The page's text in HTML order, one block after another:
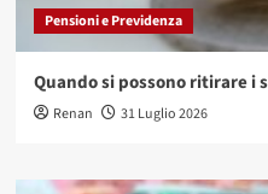
Pensioni e Previdenza
Quando si possono ritirare i
Renan 31 Luglio 2026